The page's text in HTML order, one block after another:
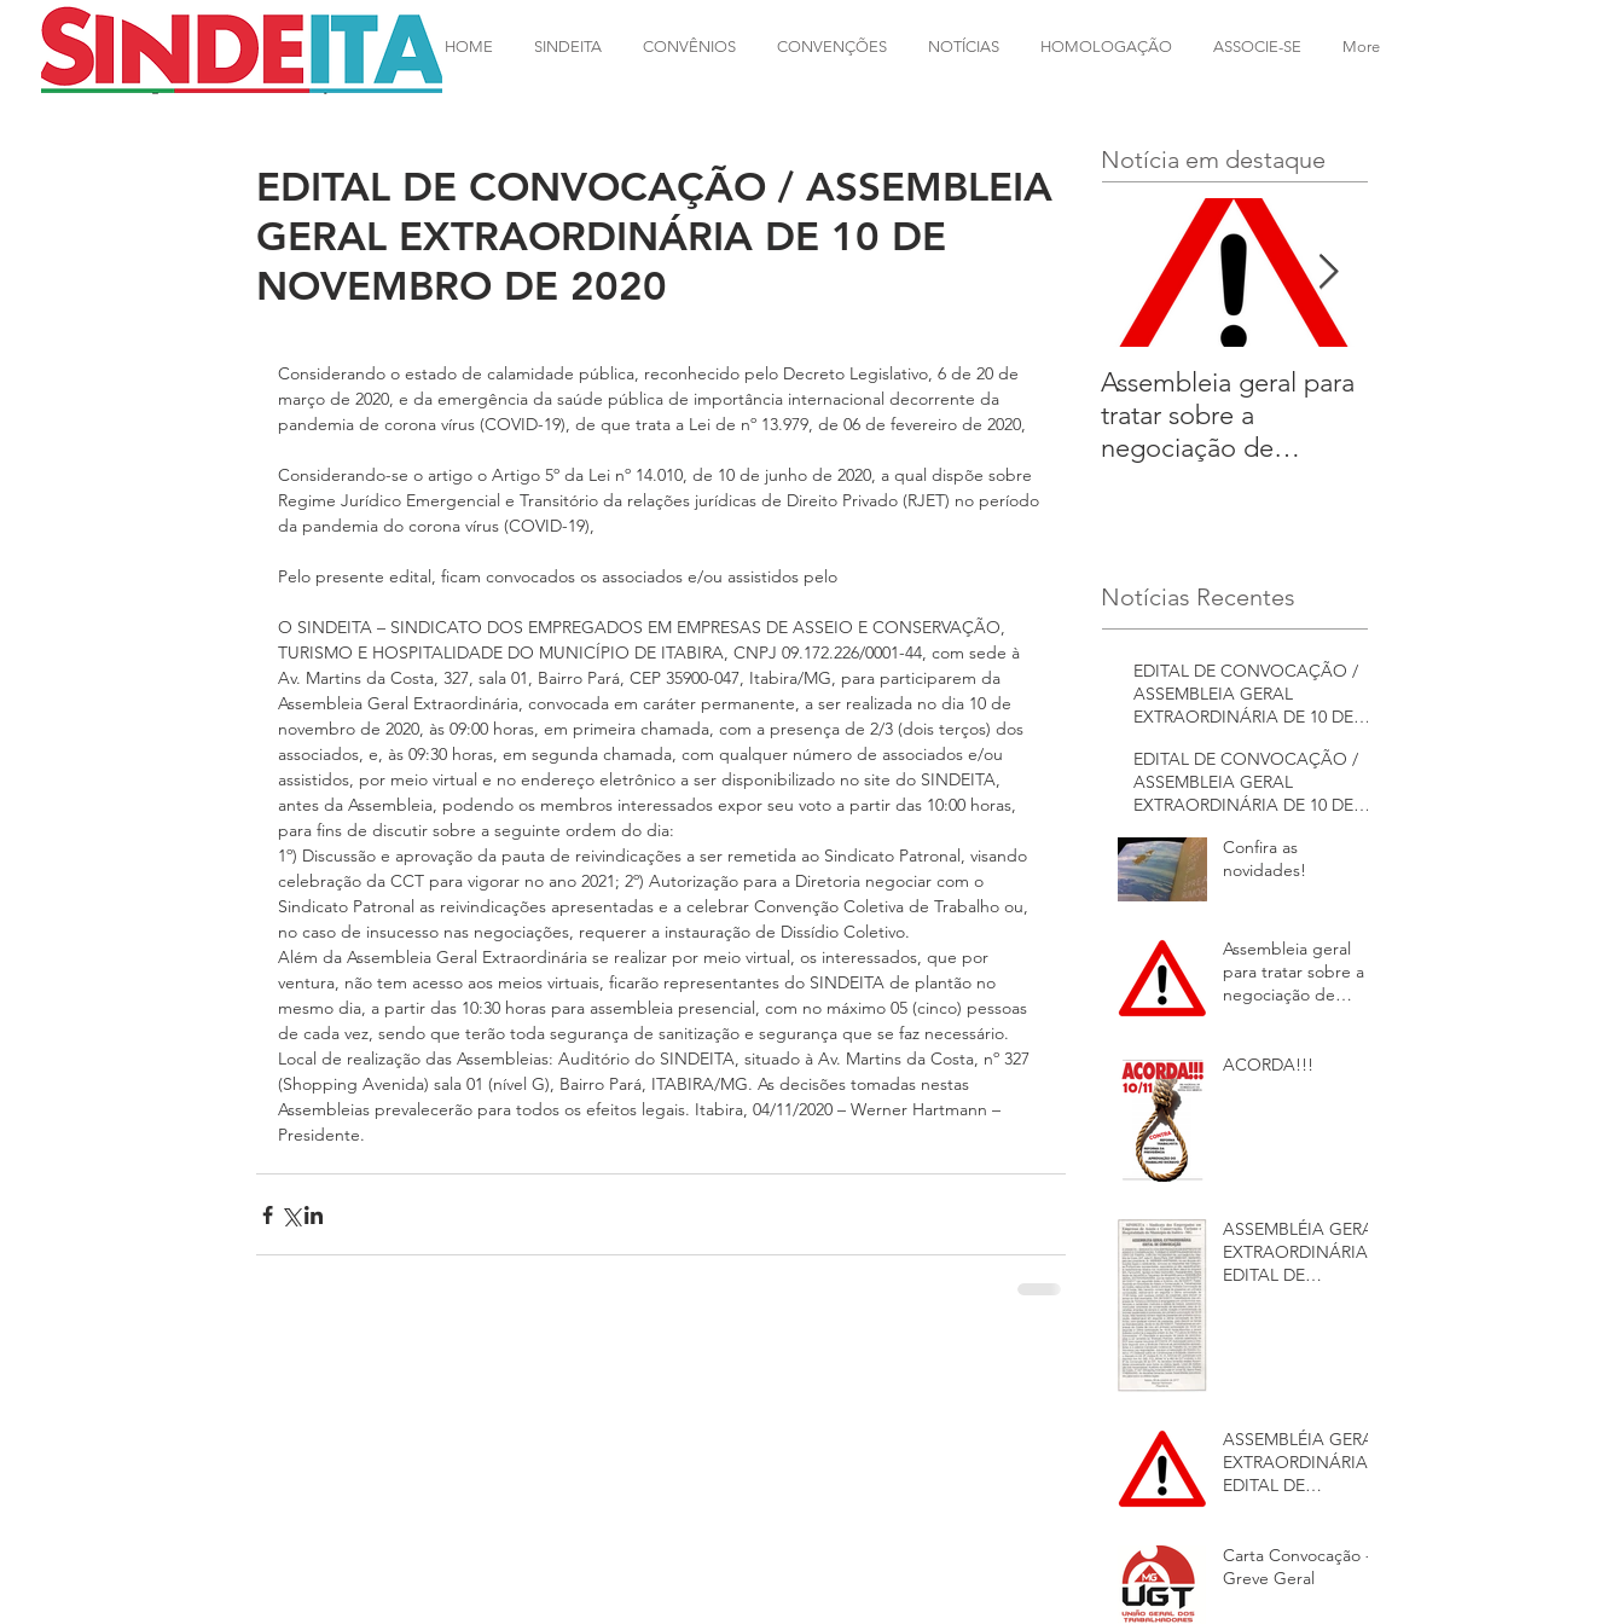
HOME SINDEITA CONVÊNIOS CONVENÇÕES NOTÍCIAS HOMOLOGAÇÃO ASSOCIE-SE More
EDITAL DE CONVOCAÇÃO / ASSEMBLEIA
GERAL EXTRAORDINÁRIA DE 10 DE
NOVEMBRO DE 2020
Considerando o estado de calamidade pública, reconhecido pelo Decreto Legislativo, 6 de 20 de
março de 2020, e da emergência da saúde pública de importância internacional decorrente da
pandemia de corona vírus (COVID-19), de que trata a Lei de nº 13.979, de 06 de fevereiro de 2020,
Considerando-se o artigo o Artigo 5º da Lei nº 14.010, de 10 de junho de 2020, a qual dispõe sobre
Regime Jurídico Emergencial e Transitório da relações jurídicas de Direito Privado (RJET) no período
da pandemia do corona vírus (COVID-19),
Pelo presente edital, ficam convocados os associados e/ou assistidos pelo
O SINDEITA – SINDICATO DOS EMPREGADOS EM EMPRESAS DE ASSEIO E CONSERVAÇÃO,
TURISMO E HOSPITALIDADE DO MUNICÍPIO DE ITABIRA, CNPJ 09.172.226/0001-44, com sede à
Av. Martins da Costa, 327, sala 01, Bairro Pará, CEP 35900-047, Itabira/MG, para participarem da
Assembleia Geral Extraordinária, convocada em caráter permanente, a ser realizada no dia 10 de
novembro de 2020, às 09:00 horas, em primeira chamada, com a presença de 2/3 (dois terços) dos
associados, e, às 09:30 horas, em segunda chamada, com qualquer número de associados e/ou
assistidos, por meio virtual e no endereço eletrônico a ser disponibilizado no site do SINDEITA,
antes da Assembleia, podendo os membros interessados expor seu voto a partir das 10:00 horas,
para fins de discutir sobre a seguinte ordem do dia:
1º) Discussão e aprovação da pauta de reivindicações a ser remetida ao Sindicato Patronal, visando
celebração da CCT para vigorar no ano 2021; 2º) Autorização para a Diretoria negociar com o
Sindicato Patronal as reivindicações apresentadas e a celebrar Convenção Coletiva de Trabalho ou,
no caso de insucesso nas negociações, requerer a instauração de Dissídio Coletivo.
Além da Assembleia Geral Extraordinária se realizar por meio virtual, os interessados, que por
ventura, não tem acesso aos meios virtuais, ficarão representantes do SINDEITA de plantão no
mesmo dia, a partir das 10:30 horas para assembleia presencial, com no máximo 05 (cinco) pessoas
de cada vez, sendo que terão toda segurança de sanitização e segurança que se faz necessário.
Local de realização das Assembleias: Auditório do SINDEITA, situado à Av. Martins da Costa, nº 327
(Shopping Avenida) sala 01 (nível G), Bairro Pará, ITABIRA/MG. As decisões tomadas nestas
Assembleias prevalecerão para todos os efeitos legais. Itabira, 04/11/2020 – Werner Hartmann –
Presidente.
Notícia em destaque
Assembleia geral para
tratar sobre a
negociação de
Notícias Recentes
EDITAL DE CONVOCAÇÃO /
ASSEMBLEIA GERAL
EXTRAORDINÁRIA DE 10 DE
EDITAL DE CONVOCAÇÃO /
ASSEMBLEIA GERAL
EXTRAORDINÁRIA DE 10 DE
Confira as
novidades!
Assembleia geral
para tratar sobre a
negociação de
ACORDA!!!
ASSEMBLÉIA GERAL
EXTRAORDINÁRIA –
EDITAL DE
ASSEMBLÉIA GERAL
EXTRAORDINÁRIA –
EDITAL DE
Carta Convocação -
Greve Geral